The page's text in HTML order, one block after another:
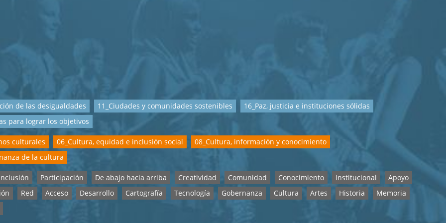
de las desigualdades 11_Ciudades y comunidades sostenibles
16_Paz, justicia e instituciones sólidas
para lograr los objetivos
culturales 06_Cultura, equidad e inclusión social
08_Cultura, información y conocimiento
de la cultura
Participación De abajo hacia arriba Creatividad Comunidad Conocimiento Institucional
Apoyo
Red Acceso Desarrollo Cartografía Tecnología Gobernanza Cultura Artes Historia
Memoria